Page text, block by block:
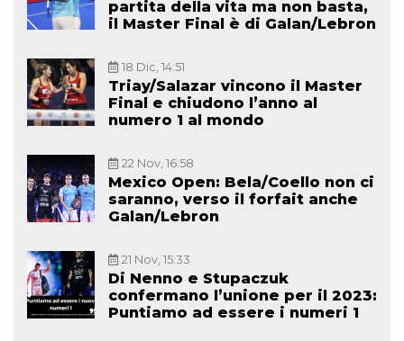
partita della vita ma non basta,
il Master Final è di Galan/Lebron
18 Dic, 14:51
Triay/Salazar vincono il Master
Final e chiudono l’anno al
numero 1 al mondo
22 Nov, 16:58
Mexico Open: Bela/Coello non ci
saranno, verso il forfait anche
Galan/Lebron
21 Nov, 15:33
Di Nenno e Stupaczuk
confermano l’unione per il 2023:
Puntiamo ad essere i numeri 1